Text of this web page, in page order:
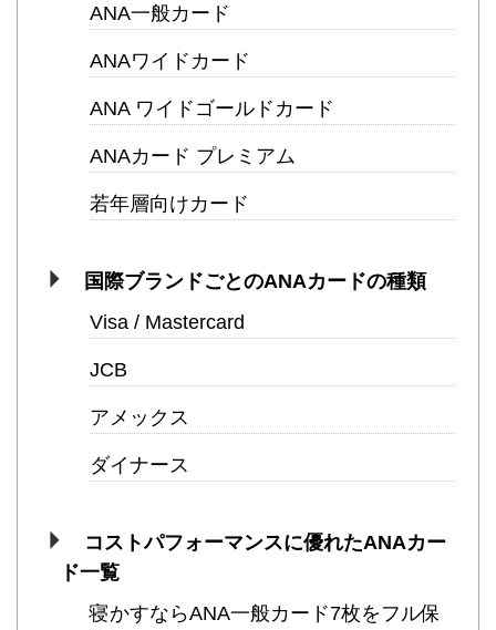
ANA一般カード
ANAワイドカード
ANA ワイドゴールドカード
ANAカード プレミアム
若年層向けカード
国際ブランドごとのANAカードの種類
Visa / Mastercard
JCB
アメックス
ダイナース
コストパフォーマンスに優れたANAカー
ド一覧
寝かすならANA一般カード7枚をフル保